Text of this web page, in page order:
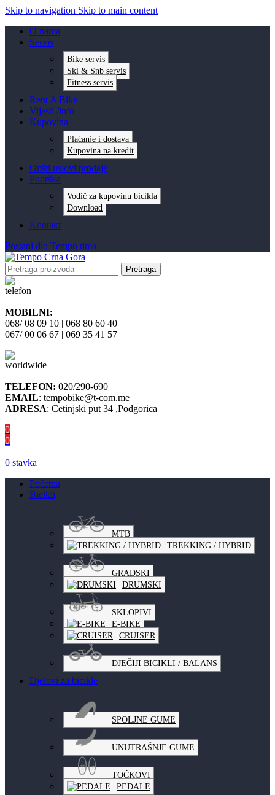
Skip to navigation Skip to main content
O nama
Servis
Bike servis
Ski & Snb servis
Fitness servis
Rent A Bike
Vijesti /info
Kupovina
Plaćanje i dostava
Kupovina na kredit
Opšti uslovi prodaje
Podrška
Vodič za kupovinu bicikla
Download
Kontakt
Postani dio Tempo tima
Pretraga
MOBILNI:
068/ 08 09 10 | 068 80 60 40
067/ 00 06 67 | 069 35 41 57
TELEFON: 020/290-690
EMAIL: tempobike@t-com.me
ADRESA: Cetinjski put 34 ,Podgorica
0
0
0 stavka
Početna
Bicikli
MTB
TREKKING / HYBRID
GRADSKI
DRUMSKI
SKLOPIVI
E-BIKE
CRUISER
DJEČIJI BICIKLI / BALANS
Djelovi za bicikle
SPOLJNE GUME
UNUTRAŠNJE GUME
TOČKOVI
PEDALE